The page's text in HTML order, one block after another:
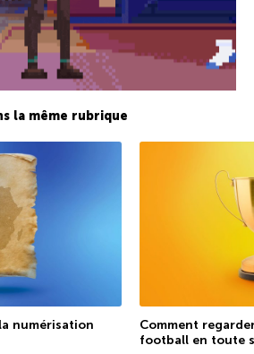
la même rubrique
numérisation
Comment
football en toute